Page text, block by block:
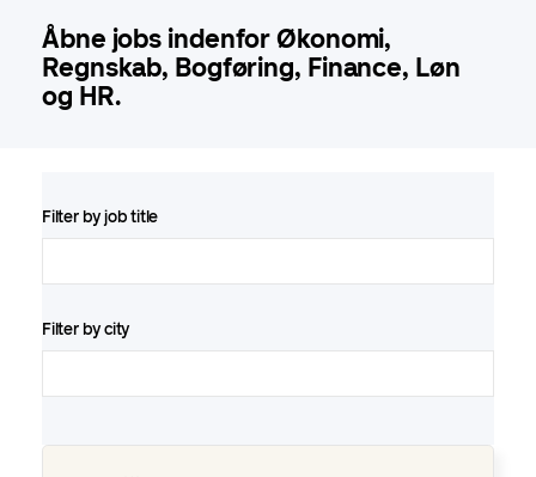
Åbne jobs indenfor Økonomi,
Regnskab, Bogføring, Finance, Løn
og HR.
Filter by job title
Filter by city